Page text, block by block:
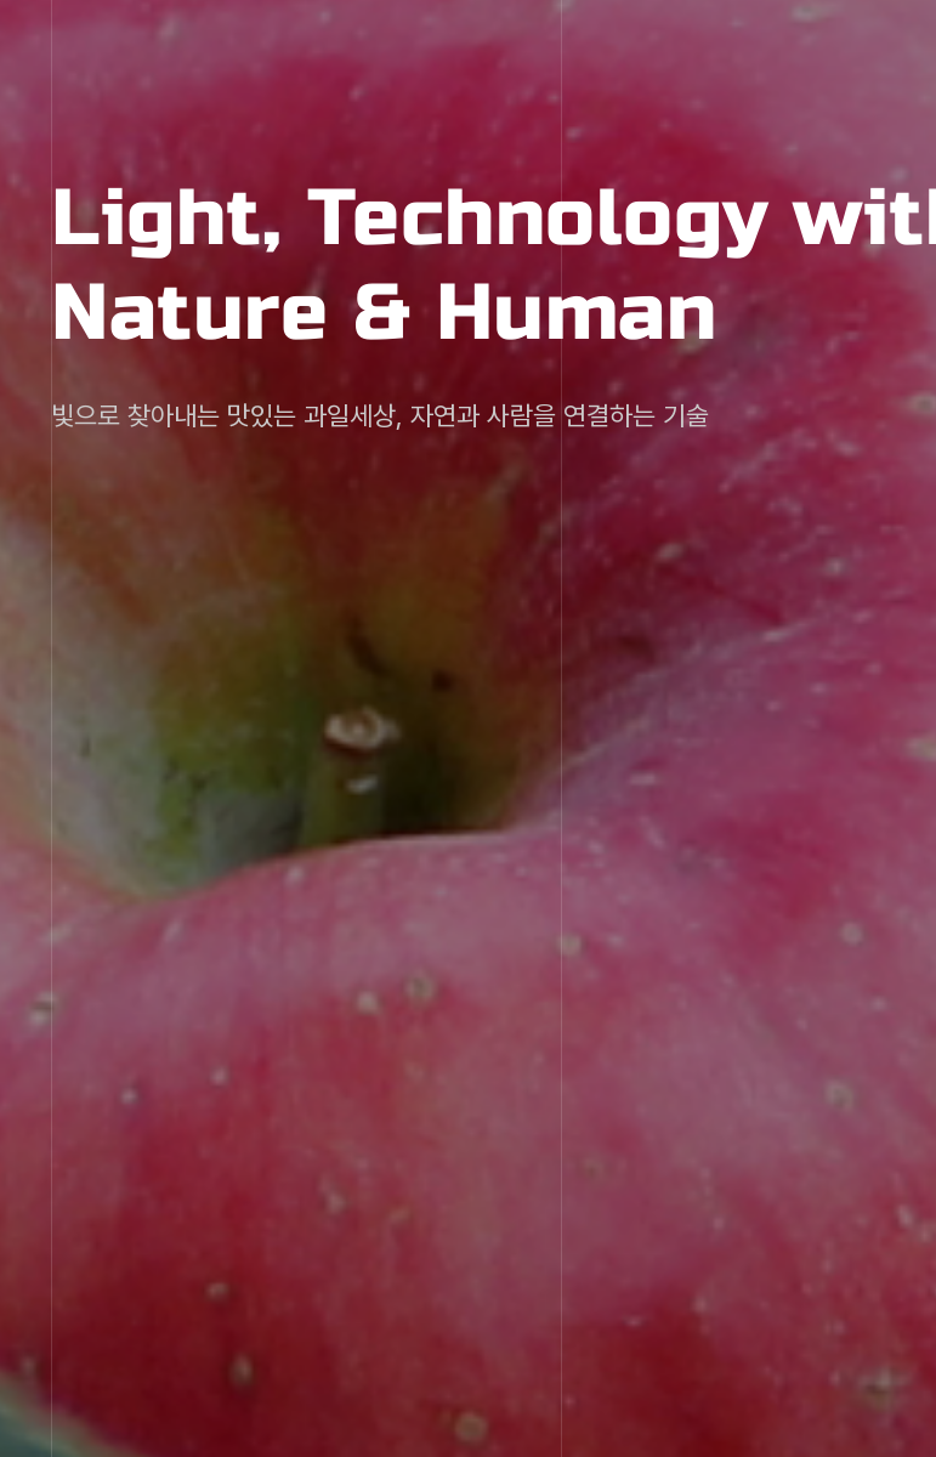
Light, Technology
Nature & Human
빛으로 찾아내는 맛있는 과일세상, 자연과 사람을 연결하는 기술
Light, Technology
Nature & Human
빛으로 찾아내는 맛있는 과일세상, 자연과 사람을 연결하는 기술
Light, Technology
Nature & Human
빛으로 찾아내는 맛있는 과일세상, 자연과 사람을 연결하는 기술
Light, Technology
Nature & Human
빛으로 찾아내는 맛있는 과일세상, 자연과 사람을 연결하는 기술
Light, Technology
Nature & Human
빛으로 찾아내는 맛있는 과일세상, 자연과 사람을 연결하는 기술